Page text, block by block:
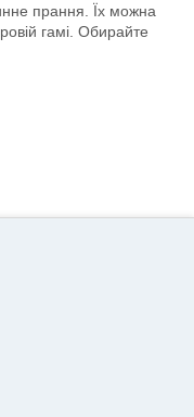
прання. Їх можна
гамі. Обирайте